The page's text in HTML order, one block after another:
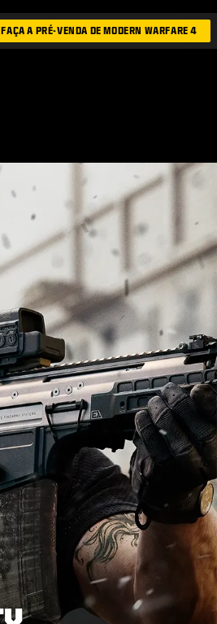
FAÇA A PRÉ-VENDA DE MODERN WARFARE 4